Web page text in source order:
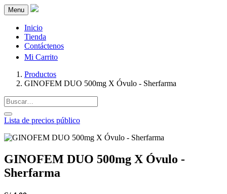
Menu
Inicio
Tienda
Contáctenos
Mi Carrito
Productos
GINOFEM DUO 500mg X Óvulo - Sherfarma
Lista de precios público
GINOFEM DUO 500mg X Óvulo -
Sherfarma